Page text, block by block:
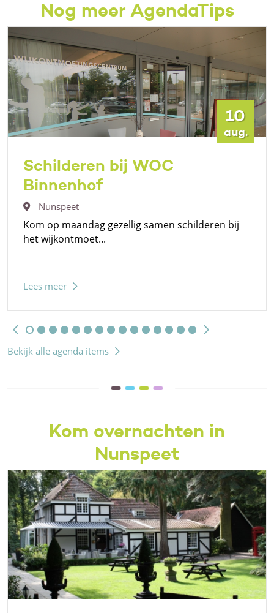
Nog meer AgendaTips
10
aug.
Schilderen bij WOC
Binnenhof
Nunspeet
Kom op maandag gezellig samen schilderen bij
het wijkontmoet...
Lees meer
Bekijk alle agenda items
Kom overnachten in
Nunspeet